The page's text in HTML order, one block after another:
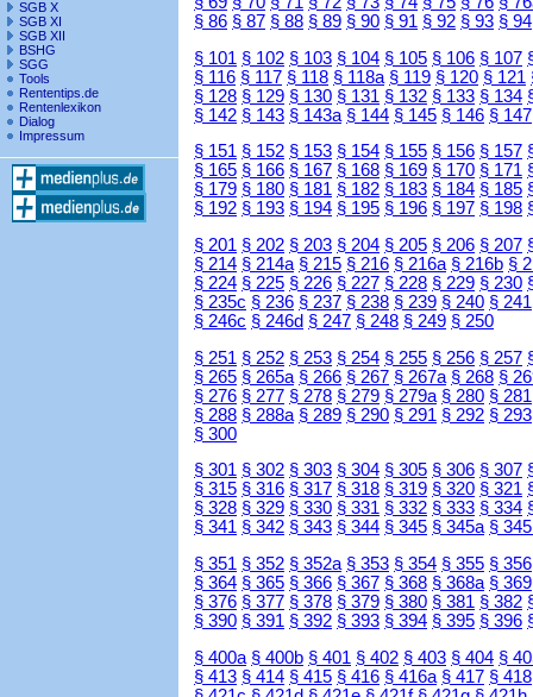
SGB X
SGB XI
SGB XII
BSHG
SGG
Tools
Rententips.de
Rentenlexikon
Dialog
Impressum
§ 86 § 87 § 88 § 89 § 90 § 91 § 92 § 93 § 94
§ 101 § 102 § 103 § 104 § 105 § 106 § 107
§ 116 § 117 § 118 § 118a § 119 § 120 § 121
§ 128 § 129 § 130 § 131 § 132 § 133 § 134
§ 142 § 143 § 143a § 144 § 145 § 146 § 147
§ 151 § 152 § 153 § 154 § 155 § 156 § 157
§ 165 § 166 § 167 § 168 § 169 § 170 § 171
§ 179 § 180 § 181 § 182 § 183 § 184 § 185
§ 192 § 193 § 194 § 195 § 196 § 197 § 198
§ 201 § 202 § 203 § 204 § 205 § 206 § 207
§ 214 § 214a § 215 § 216 § 216a § 216b §
§ 224 § 225 § 226 § 227 § 228 § 229 § 230
§ 235c § 236 § 237 § 238 § 239 § 240 § 241
§ 246c § 246d § 247 § 248 § 249 § 250
§ 251 § 252 § 253 § 254 § 255 § 256 § 257
§ 265 § 265a § 266 § 267 § 267a § 268 §
§ 276 § 277 § 278 § 279 § 279a § 280 § 281
§ 288 § 288a § 289 § 290 § 291 § 292 § 293
§ 300
§ 301 § 302 § 303 § 304 § 305 § 306 § 307
§ 315 § 316 § 317 § 318 § 319 § 320 § 321
§ 328 § 329 § 330 § 331 § 332 § 333 § 334
§ 341 § 342 § 343 § 344 § 345 § 345a §
§ 351 § 352 § 352a § 353 § 354 § 355 § 356
§ 364 § 365 § 366 § 367 § 368 § 368a § 369
§ 376 § 377 § 378 § 379 § 380 § 381 § 382
§ 390 § 391 § 392 § 393 § 394 § 395 § 396
§ 400a § 400b § 401 § 402 § 403 § 404 §
§ 413 § 414 § 415 § 416 § 416a § 417 § 418